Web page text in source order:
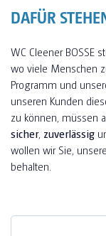
DAFÜR
WC Cleener BOSSE
wo viele Menschen
Programm und
unseren Kunden
zu können, müssen
sicher, zuverlässig
wollen wir Sie,
behalten.